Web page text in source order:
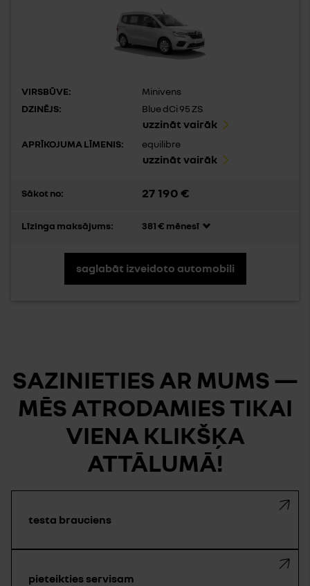
VIRSBŪVE:
Minivens
DZINĒJS:
Blue dCi 95 ZS
uzzināt vairāk
APRĪKOJUMA LĪMENIS: equilibre
uzzināt vairāk
Sākot no: 27 190 €
Līzinga maksājums: 381 € mēnesī
saglabāt izveidoto automobili
SAZINIETIES AR MUMS —
MĒS ATRODAMIES TIKAI
VIENA KLIKŠĶA
ATTĀLUMĀ!
testa brauciens
pieteikties servisam